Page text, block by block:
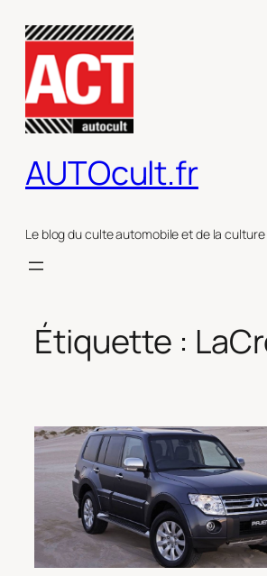
contenu
AUTOcult.fr
Le blog du culte automobile et de la
Étiquette :